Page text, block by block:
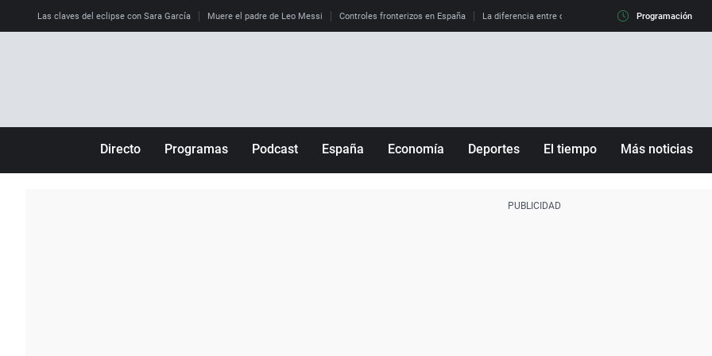
Las claves del eclipse con Sara García Muere el padre de Leo Messi Controles fronterizos en España La diferencia entre observar el eclipse al 99% y al 100%
Programación
Directo Programas Podcast España Economía Deportes El tiempo Más noticias